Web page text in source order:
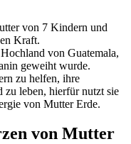
von 7 Kindern und
Kraft.
von Guatemala,
geweiht wurde.
zu helfen, ihre
zu leben, hierfür nutzt sie
von Mutter Erde.
von Mutter